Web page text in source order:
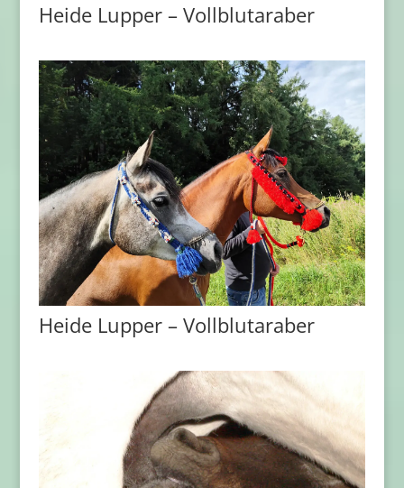
Heide Lupper – Vollblutaraber
Heide Lupper – Vollblutaraber